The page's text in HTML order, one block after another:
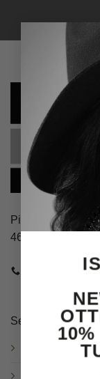
Piazza Guglielmo
46100 Mantova
Servizio clienti
Spedizioni